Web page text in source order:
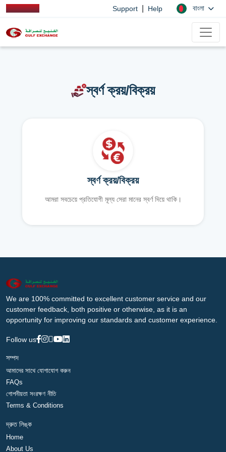
Support Help বাংলা
স্বর্ণ ক্রয়/বিক্রয়
স্বর্ণ ক্রয়/বিক্রয়
আমরা সবচেয়ে প্রতিযোগী মূল্য সেরা মানের স্বর্ণ দিয়ে থাকি।
We are 100% committed to excellent customer service and our
customer feedback, both positive or otherwise, as it is an
opportunity for improving our standards and customer experience.
Follow us
সম্পদ
আমাদের সাথে যোগাযোগ করুন
FAQs
গোপনীয়তা সংরক্ষণ নীতি
Terms & Conditions
দ্রুত লিঙ্ক
Home
About Us